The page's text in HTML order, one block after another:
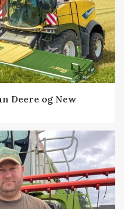
Deere og New